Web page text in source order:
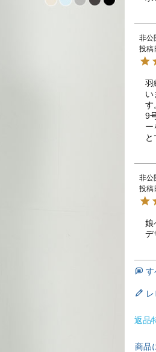
非公
投稿
羽
い
す
9
ー
と
非公
投稿
娘
デ
す
返品
商品